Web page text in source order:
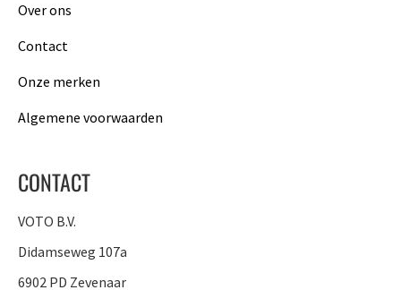
Over ons
Contact
Onze merken
Algemene voorwaarden
CONTACT
VOTO B.V.
Didamseweg 107a
6902 PD Zevenaar